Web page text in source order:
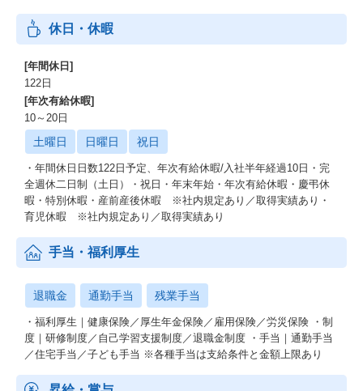
休日・休暇
[年間休日]
122日
[年次有給休暇]
10～20日
土曜日 日曜日 祝日
・年間休日日数122日予定、年次有給休暇/入社半年経過10日・完
全週休二日制（土日）・祝日・年末年始・年次有給休暇・慶弔休
暇・特別休暇・産前産後休暇 ※社内規定あり／取得実績あり・
育児休暇 ※社内規定あり／取得実績あり
手当・福利厚生
退職金 通勤手当 残業手当
・福利厚生｜健康保険／厚生年金保険／雇用保険／労災保険 ・制
度｜研修制度／自己学習支援制度／退職金制度 ・手当｜通勤手当
／住宅手当／子ども手当 ※各種手当は支給条件と金額上限あり